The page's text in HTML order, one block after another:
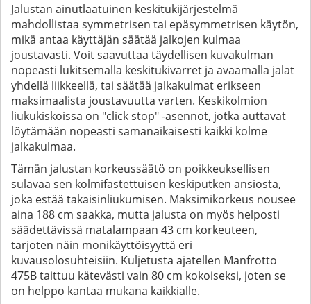
Jalustan ainutlaatuinen keskitukijärjestelmä
mahdollistaa symmetrisen tai epäsymmetrisen käytön,
mikä antaa käyttäjän säätää jalkojen kulmaa
joustavasti. Voit saavuttaa täydellisen kuvakulman
nopeasti lukitsemalla keskitukivarret ja avaamalla jalat
yhdellä liikkeellä, tai säätää jalkakulmat erikseen
maksimaalista joustavuutta varten. Keskikolmion
liukukiskoissa on "click stop" -asennot, jotka auttavat
löytämään nopeasti samanaikaisesti kaikki kolme
jalkakulmaa.
Tämän jalustan korkeussäätö on poikkeuksellisen
sulavaa sen kolmifastettuisen keskiputken ansiosta,
joka estää takaisinliukumisen. Maksimikorkeus nousee
aina 188 cm saakka, mutta jalusta on myös helposti
säädettävissä matalampaan 43 cm korkeuteen,
tarjoten näin monikäyttöisyyttä eri
kuvausolosuhteisiin. Kuljetusta ajatellen Manfrotto
475B taittuu kätevästi vain 80 cm kokoiseksi, joten se
on helppo kantaa mukana kaikkialle.